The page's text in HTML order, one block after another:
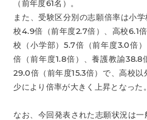
（前年度61名）。
また、受験区分別の志願倍率は小
校4.9倍（前年度2.7倍）、高校6.1
校（小学部）5.7倍（前年度3.0倍
倍（前年度1.8倍）、養護教諭38.8
29.0倍（前年度15.3倍）で、高校
少により倍率が大きく上昇となった。
なお、今回発表された志願状況は